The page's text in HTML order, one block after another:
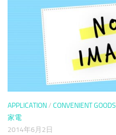
APPLICATION/ CONVENIENT GOODS
家電
2014年6月2日